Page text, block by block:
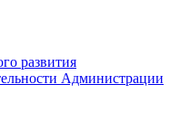
развития
Администрации